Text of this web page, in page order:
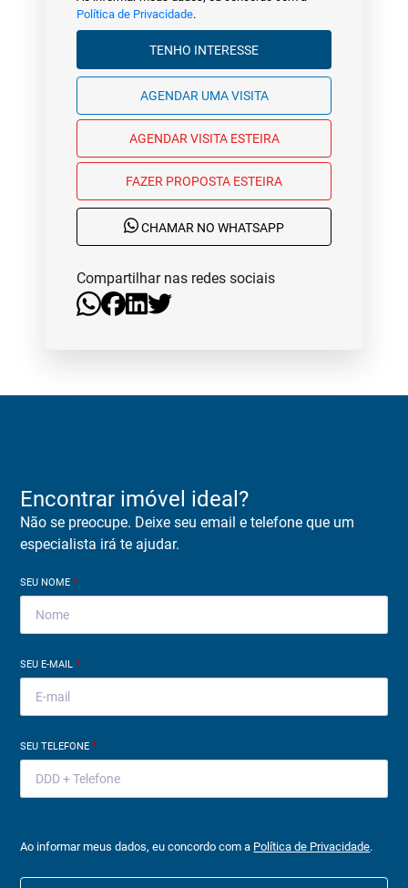
Política de Privacidade.
TENHO INTERESSE
AGENDAR UMA VISITA
AGENDAR VISITA ESTEIRA
FAZER PROPOSTA ESTEIRA
CHAMAR NO WHATSAPP
Compartilhar nas redes sociais
Encontrar imóvel ideal?
Não se preocupe. Deixe seu email e telefone que um
especialista irá te ajudar.
SEU NOME*
SEU E-MAIL*
SEU TELEFONE*
Ao informar meus dados, eu concordo com a Política de Privacidade.